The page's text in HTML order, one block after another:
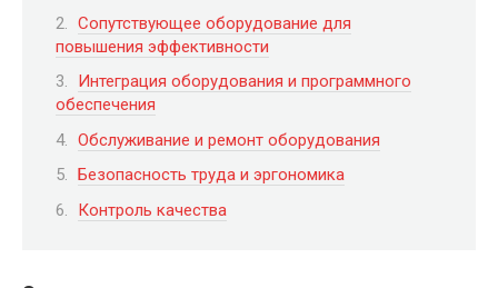
Сопутствующее оборудование для
повышения эффективности
Интеграция оборудования и программного
обеспечения
Обслуживание и ремонт оборудования
Безопасность труда и эргономика
Контроль качества